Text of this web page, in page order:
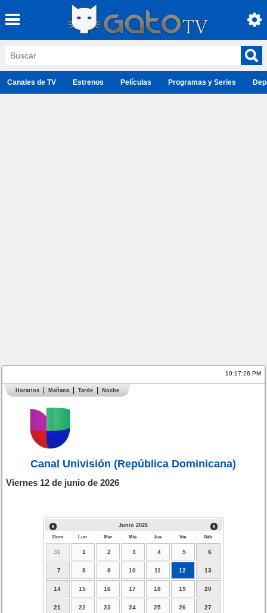
Canales de TV Estrenos Películas Programas y Series
10:17:27 PM
Horarios Mañana Tarde Noche
Canal Univisión (República Dominicana)
Viernes 12 de junio de 2026
Junio 2026
Dom Lun Mar Mié Jue Vie Sáb
31 1 2 3 4 5 6
7 8 9 10 11 12 13
14 15 16 17 18 19 20
21 22 23 24 25 26 27